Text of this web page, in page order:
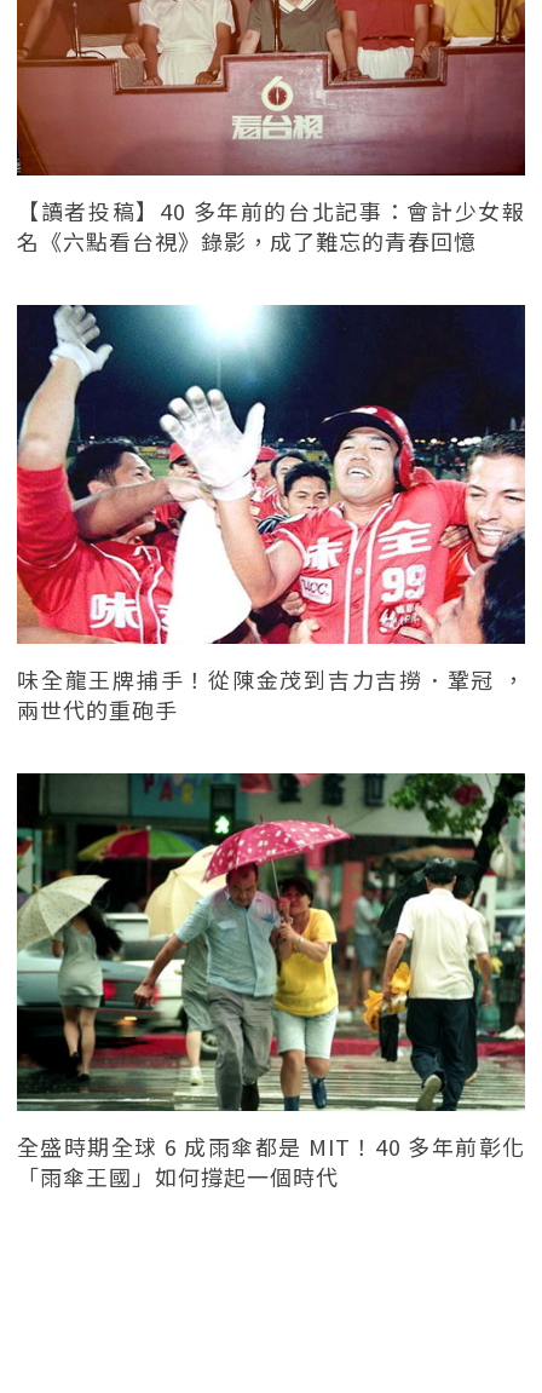
【讀者投稿】40 多年前的台北記事：會計少女報
名《六點看台視》錄影，成了難忘的青春回憶
味全龍王牌捕手！從陳金茂到吉力吉撈．鞏冠 ，
兩世代的重砲手
全盛時期全球 6 成雨傘都是 MIT！40 多年前彰化
「雨傘王國」如何撐起一個時代